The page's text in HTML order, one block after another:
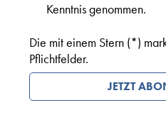
Kenntnis genommen.
Die mit einem Stern (*)
Pflichtfelder.
JETZT